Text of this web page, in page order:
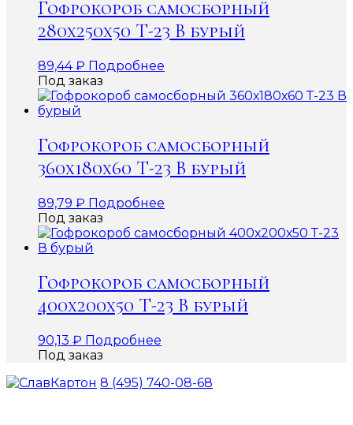
Гофрокороб самосборный
280х250х50 Т-23 В бурый
89,44₽ Подробнее
Под заказ
Гофрокороб самосборный
360х180х60 Т-23 В бурый
89,79 ₽ Подробнее
Под заказ
Гофрокороб самосборный
400х200х50 Т-23 В бурый
90,13 ₽ Подробнее
Под заказ
8 (495) 740-08-68